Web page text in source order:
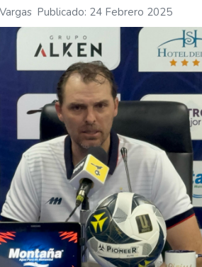
Publicado: 24 Febrero 2025